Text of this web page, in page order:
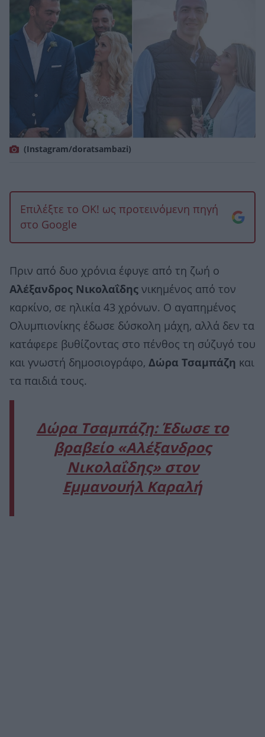
(Instagram/doratsambazi)
Επιλέξτε το OK! ως προτεινόμενη πηγή
στο Google
Πριν από δυο χρόνια έφυγε από τη ζωή ο
Αλέξανδρος Νικολαΐδης νικημένος από τον
καρκίνο, σε ηλικία 43 χρόνων. Ο αγαπημένος
Ολυμπιονίκης έδωσε δύσκολη μάχη, αλλά δεν τα
κατάφερε βυθίζοντας στο πένθος τη σύζυγό του
και γνωστή δημοσιογράφο, Δώρα Τσαμπάζη και
τα παιδιά τους.
Δώρα Τσαμπάζη: Έδωσε το
βραβείο «Αλέξανδρος
Νικολαΐδης» στον
Εμμανουήλ Καραλή